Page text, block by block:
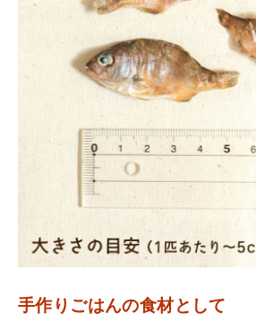
手作りごはんの食材として